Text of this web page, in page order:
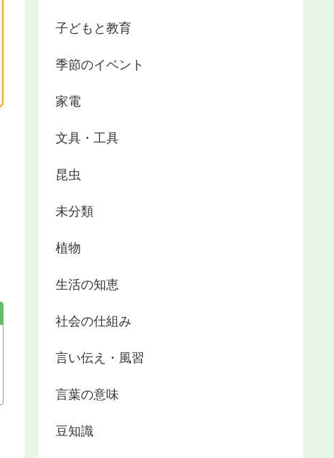
子どもと教育
季節のイベント
家電
文具・工具
昆虫
未分類
植物
生活の知恵
社会の仕組み
言い伝え・風習
言葉の意味
豆知識